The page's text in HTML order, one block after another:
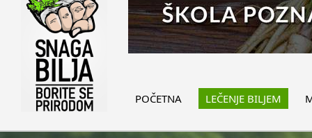
POČETNA LEČENJE BILJEM